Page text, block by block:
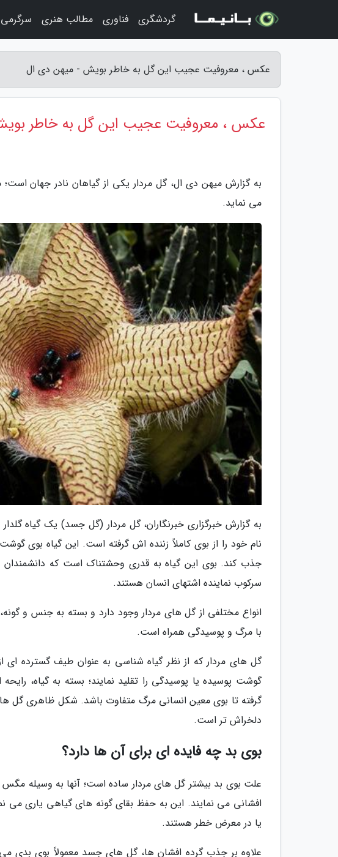
عکس ، معروفیت عجیب این گل به خاطر بویش - میهن دی ال
عکس ، معروفیت عجیب این گل به خاطر
به گزارش میهن دی ال، گل مردار یکی از گیاهان نادر جهان
می نماید.
به گزارش خبرگزاری خبرنگاران، گل مردار (گل جسد) یک گیاه
نام خود را از بوی کاملاً زننده اش گرفته است. این گیاه بوی
جذب کند. بوی این گیاه به قدری وحشتناک است که دانشمندان
سرکوب نماینده اشتهای انسان هستند.
انواع مختلفی از گل های مردار وجود دارد و بسته به جنس و
با مرگ و پوسیدگی همراه است.
گل های مردار که از نظر گیاه شناسی به عنوان طیف گسترده
گوشت پوسیده یا پوسیدگی را تقلید نمایند؛ بسته به گیاه،
گرفته تا بوی معین انسانی مرگ متفاوت باشد. شکل ظاهری گل
دلخراش تر است.
بوی بد چه فایده ای برای آن ها دارد؟
علت بوی بد بیشتر گل های مردار ساده است؛ آنها به وسیله
افشانی می نمایند. این به حفظ بقای گونه های گیاهی یاری
یا در معرض خطر هستند.
علاوه بر جذب گرده افشان ها، گل های جسد معمولاً بوی بدی می
گردشگری فناوری مطالب هنری سرگرمی